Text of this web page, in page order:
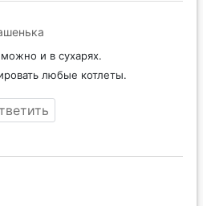
и в сухарях.
любые котлеты.